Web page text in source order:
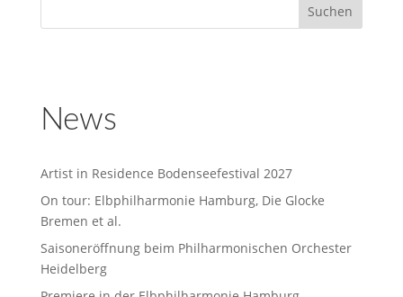
News
Artist in Residence Bodenseefestival 2027
On tour: Elbphilharmonie Hamburg, Die Glocke
Bremen et al.
Saisoneröffnung beim Philharmonischen Orchester
Heidelberg